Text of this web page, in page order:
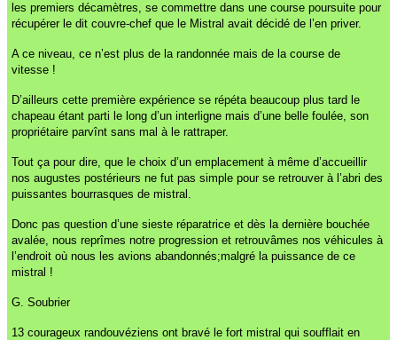
les premiers décamètres, se commettre dans une course poursuite pour
récupérer le dit couvre-chef que le Mistral avait décidé de l’en priver.
A ce niveau, ce n’est plus de la randonnée mais de la course de
vitesse !
D’ailleurs cette première expérience se répéta beaucoup plus tard le
chapeau étant parti le long d’un interligne mais d’une belle foulée, son
propriétaire parvînt sans mal à le rattraper.
Tout ça pour dire, que le choix d’un emplacement à même d’accueillir
nos augustes postérieurs ne fut pas simple pour se retrouver à l’abri des
puissantes bourrasques de mistral.
Donc pas question d’une sieste réparatrice et dès la dernière bouchée
avalée, nous reprîmes notre progression et retrouvâmes nos véhicules à
l’endroit où nous les avions abandonnés;malgré la puissance de ce
mistral !
G. Soubrier
13 courageux randouvéziens ont bravé le fort mistral qui soufflait en